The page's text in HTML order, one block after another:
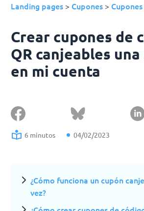
Landing pages > Cupones >
Crear cupones de
QR canjeables
en mi cuenta
6 minutos 04/02/2023
¿Cómo funciona un cupón
vez?